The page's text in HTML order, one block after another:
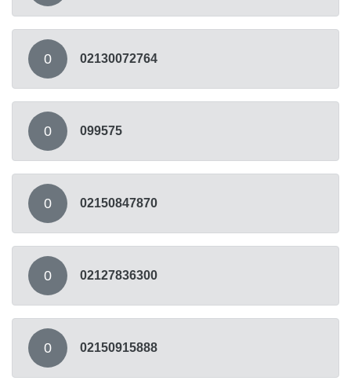
0 02130072764
0 099575
0 02150847870
0 02127836300
0 02150915888